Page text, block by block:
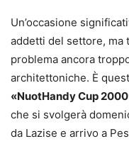
Un’occasione
addetti del settore, ma
problema ancora
architettoniche. È
«NuotHandy Cup
che si svolgerà
da Lazise e arrivo a